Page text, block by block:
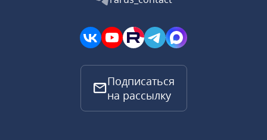
Подписаться
на рассылку